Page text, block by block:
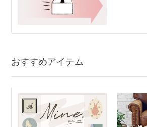
おすすめアイテム